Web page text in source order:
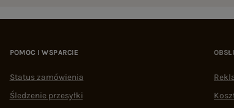
POMOC I WSPARCIE
Status zamówienia
Śledzenie przesyłki